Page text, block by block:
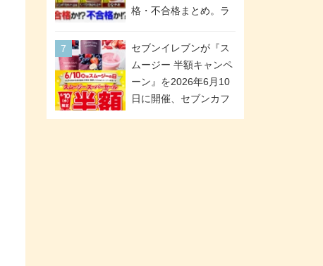
格・不合格まとめ。ラ
合格「金のハンバー
グ」。満場一致合格数
は6商品、合格数は2商
品。TVerでの見逃し配
セブンイレブンが『ス
ムージー 半額キャンペ
ーン』を2026年6月10
日に開催、セブンカフ